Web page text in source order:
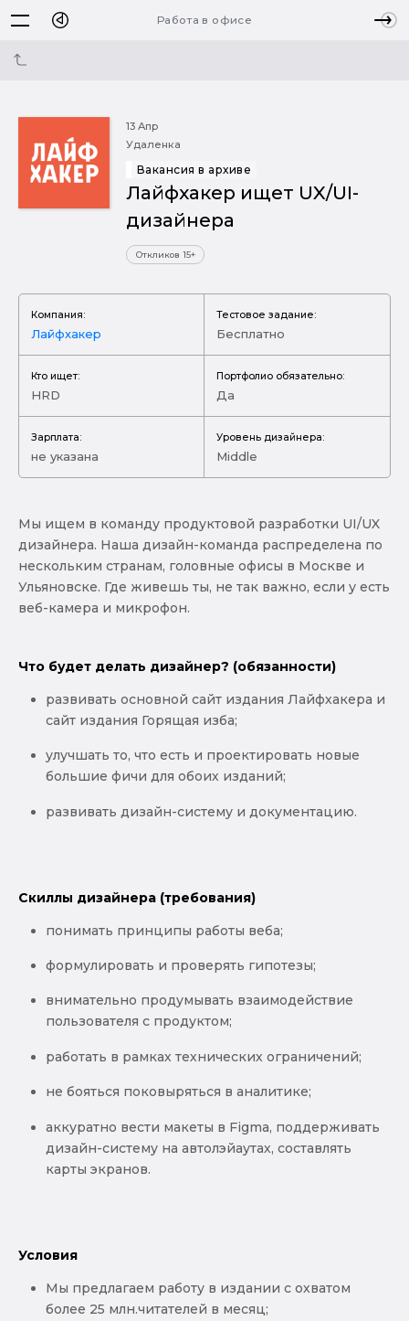
Работа в офисе
13 Апр
Удаленка
Вакансия в архиве
Лайфхакер ищет UX/UI-
дизайнера
Откликов 15+
Компания:
Лайфхакер
Тестовое задание:
Бесплатно
Кто ищет:
HRD
Портфолио обязательно:
Да
Зарплата:
не указана
Уровень дизайнера:
Middle
Мы ищем в команду продуктовой разработки UI/UX
дизайнера. Наша дизайн-команда распределена по
нескольким странам, головные офисы в Москве и
Ульяновске. Где живешь ты, не так важно, если у есть
веб-камера и микрофон.
Что будет делать дизайнер? (обязанности)
развивать основной сайт издания Лайфхакера и
сайт издания Горящая изба;
улучшать то, что есть и проектировать новые
большие фичи для обоих изданий;
развивать дизайн-систему и документацию.
Скиллы дизайнера (требования)
понимать принципы работы веба;
формулировать и проверять гипотезы;
внимательно продумывать взаимодействие
пользователя с продуктом;
работать в рамках технических ограничений;
не бояться поковыряться в аналитике;
аккуратно вести макеты в Figma, поддерживать
дизайн-систему на автолэйаутах, составлять
карты экранов.
Условия
Мы предлагаем работу в издании с охватом
более 25 млн.читателей в месяц;